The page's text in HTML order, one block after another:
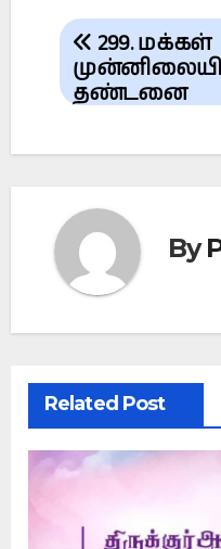
Post
navigation
299. மக்கள்
தண்டனை
By
Related Post